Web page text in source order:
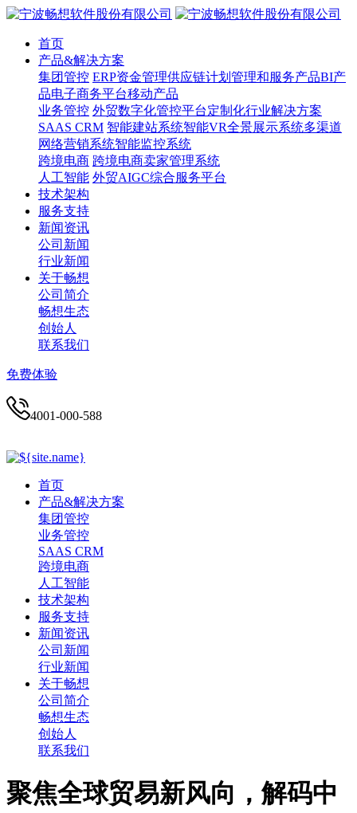
首页
产品&解决方案
集团管控 ERP资金管理供应链计划管理和服务产品BI产
品电子商务平台移动产品
业务管控 外贸数字化管控平台定制化行业解决方案
SAAS CRM 智能建站系统智能VR全景展示系统多渠道
网络营销系统智能监控系统
跨境电商 跨境电商卖家管理系统
人工智能 外贸AIGC综合服务平台
技术架构
服务支持
新闻资讯
公司新闻
行业新闻
关于畅想
公司简介
畅想生态
创始人
联系我们
免费体验
4001-000-588
首页
产品&解决方案
集团管控
业务管控
SAAS CRM
跨境电商
人工智能
技术架构
服务支持
新闻资讯
公司新闻
行业新闻
关于畅想
公司简介
畅想生态
创始人
联系我们
聚焦全球贸易新风向，解码中